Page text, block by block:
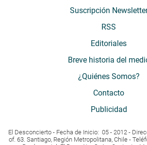
Suscripción
RSS
Editoriales
Breve historia del
¿Quiénes Somos?
Contacto
Publicidad
El Desconcierto - Fecha de Inicio: 05 - 2012 -
of. 63. Santiago, Región Metropolitana, Chile -